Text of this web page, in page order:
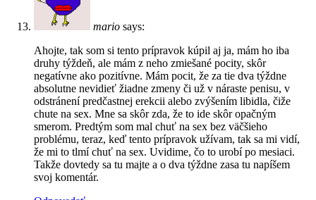
mario says:
Ahojte, tak som si tento prípravok kúpil aj ja, mám ho iba
druhy týždeň, ale mám z neho zmiešané pocity, skôr
negatívne ako pozitívne. Mám pocit, že za tie dva týždne
absolutne nevidieť žiadne zmeny či už v náraste penisu, v
odstránení predčastnej erekcii alebo zvýšením libidla, čiže
chute na sex. Mne sa skôr zda, že to ide skôr opačným
smerom. Predtým som mal chuť na sex bez väčšieho
problému, teraz, keď tento prípravok užívam, tak sa mi vidí,
že mi to tlmí chuť na sex. Uvidime, čo to urobí po mesiaci.
Takže dovtedy sa tu majte a o dva týždne zasa tu napíšem
svoj komentár.